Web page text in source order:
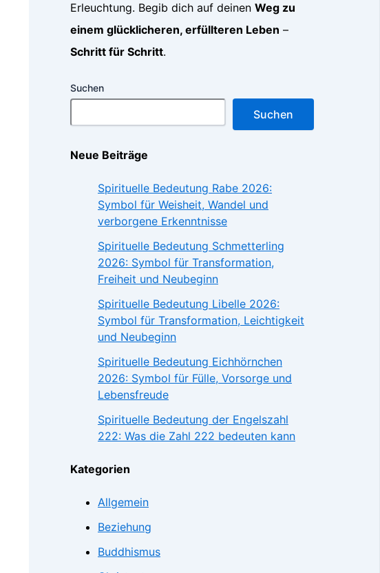
Erleuchtung. Begib dich auf deinen Weg zu
einem glücklicheren, erfüllteren Leben –
Schritt für Schritt.
Suchen
Suchen
Neue Beiträge
Spirituelle Bedeutung Rabe 2026:
Symbol für Weisheit, Wandel und
verborgene Erkenntnisse
Spirituelle Bedeutung Schmetterling
2026: Symbol für Transformation,
Freiheit und Neubeginn
Spirituelle Bedeutung Libelle 2026:
Symbol für Transformation, Leichtigkeit
und Neubeginn
Spirituelle Bedeutung Eichhörnchen
2026: Symbol für Fülle, Vorsorge und
Lebensfreude
Spirituelle Bedeutung der Engelszahl
222: Was die Zahl 222 bedeuten kann
Kategorien
Allgemein
Beziehung
Buddhismus